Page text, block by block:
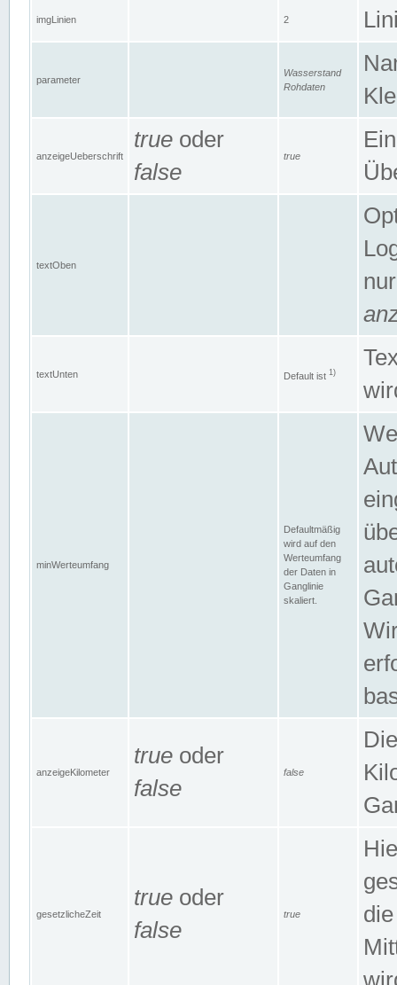
imgLinien 2
parameter
Wasserstand
Rohdaten
anzeigeUeberschrift
true oder
false
true
textOben
textUnten Default ist 1)
minWerteumfang
Defaultmäßig
wird auf den
Werteumfang
der Daten in
Ganglinie
skaliert.
anzeigeKilometer
true oder
false
false
gesetzlicheZeit
true oder
false
true